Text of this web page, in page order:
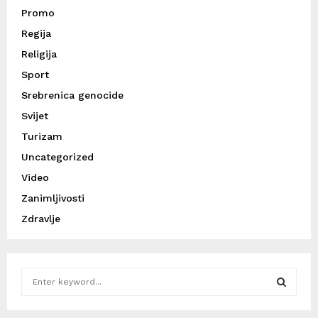
Promo
Regija
Religija
Sport
Srebrenica genocide
Svijet
Turizam
Uncategorized
Video
Zanimljivosti
Zdravlje